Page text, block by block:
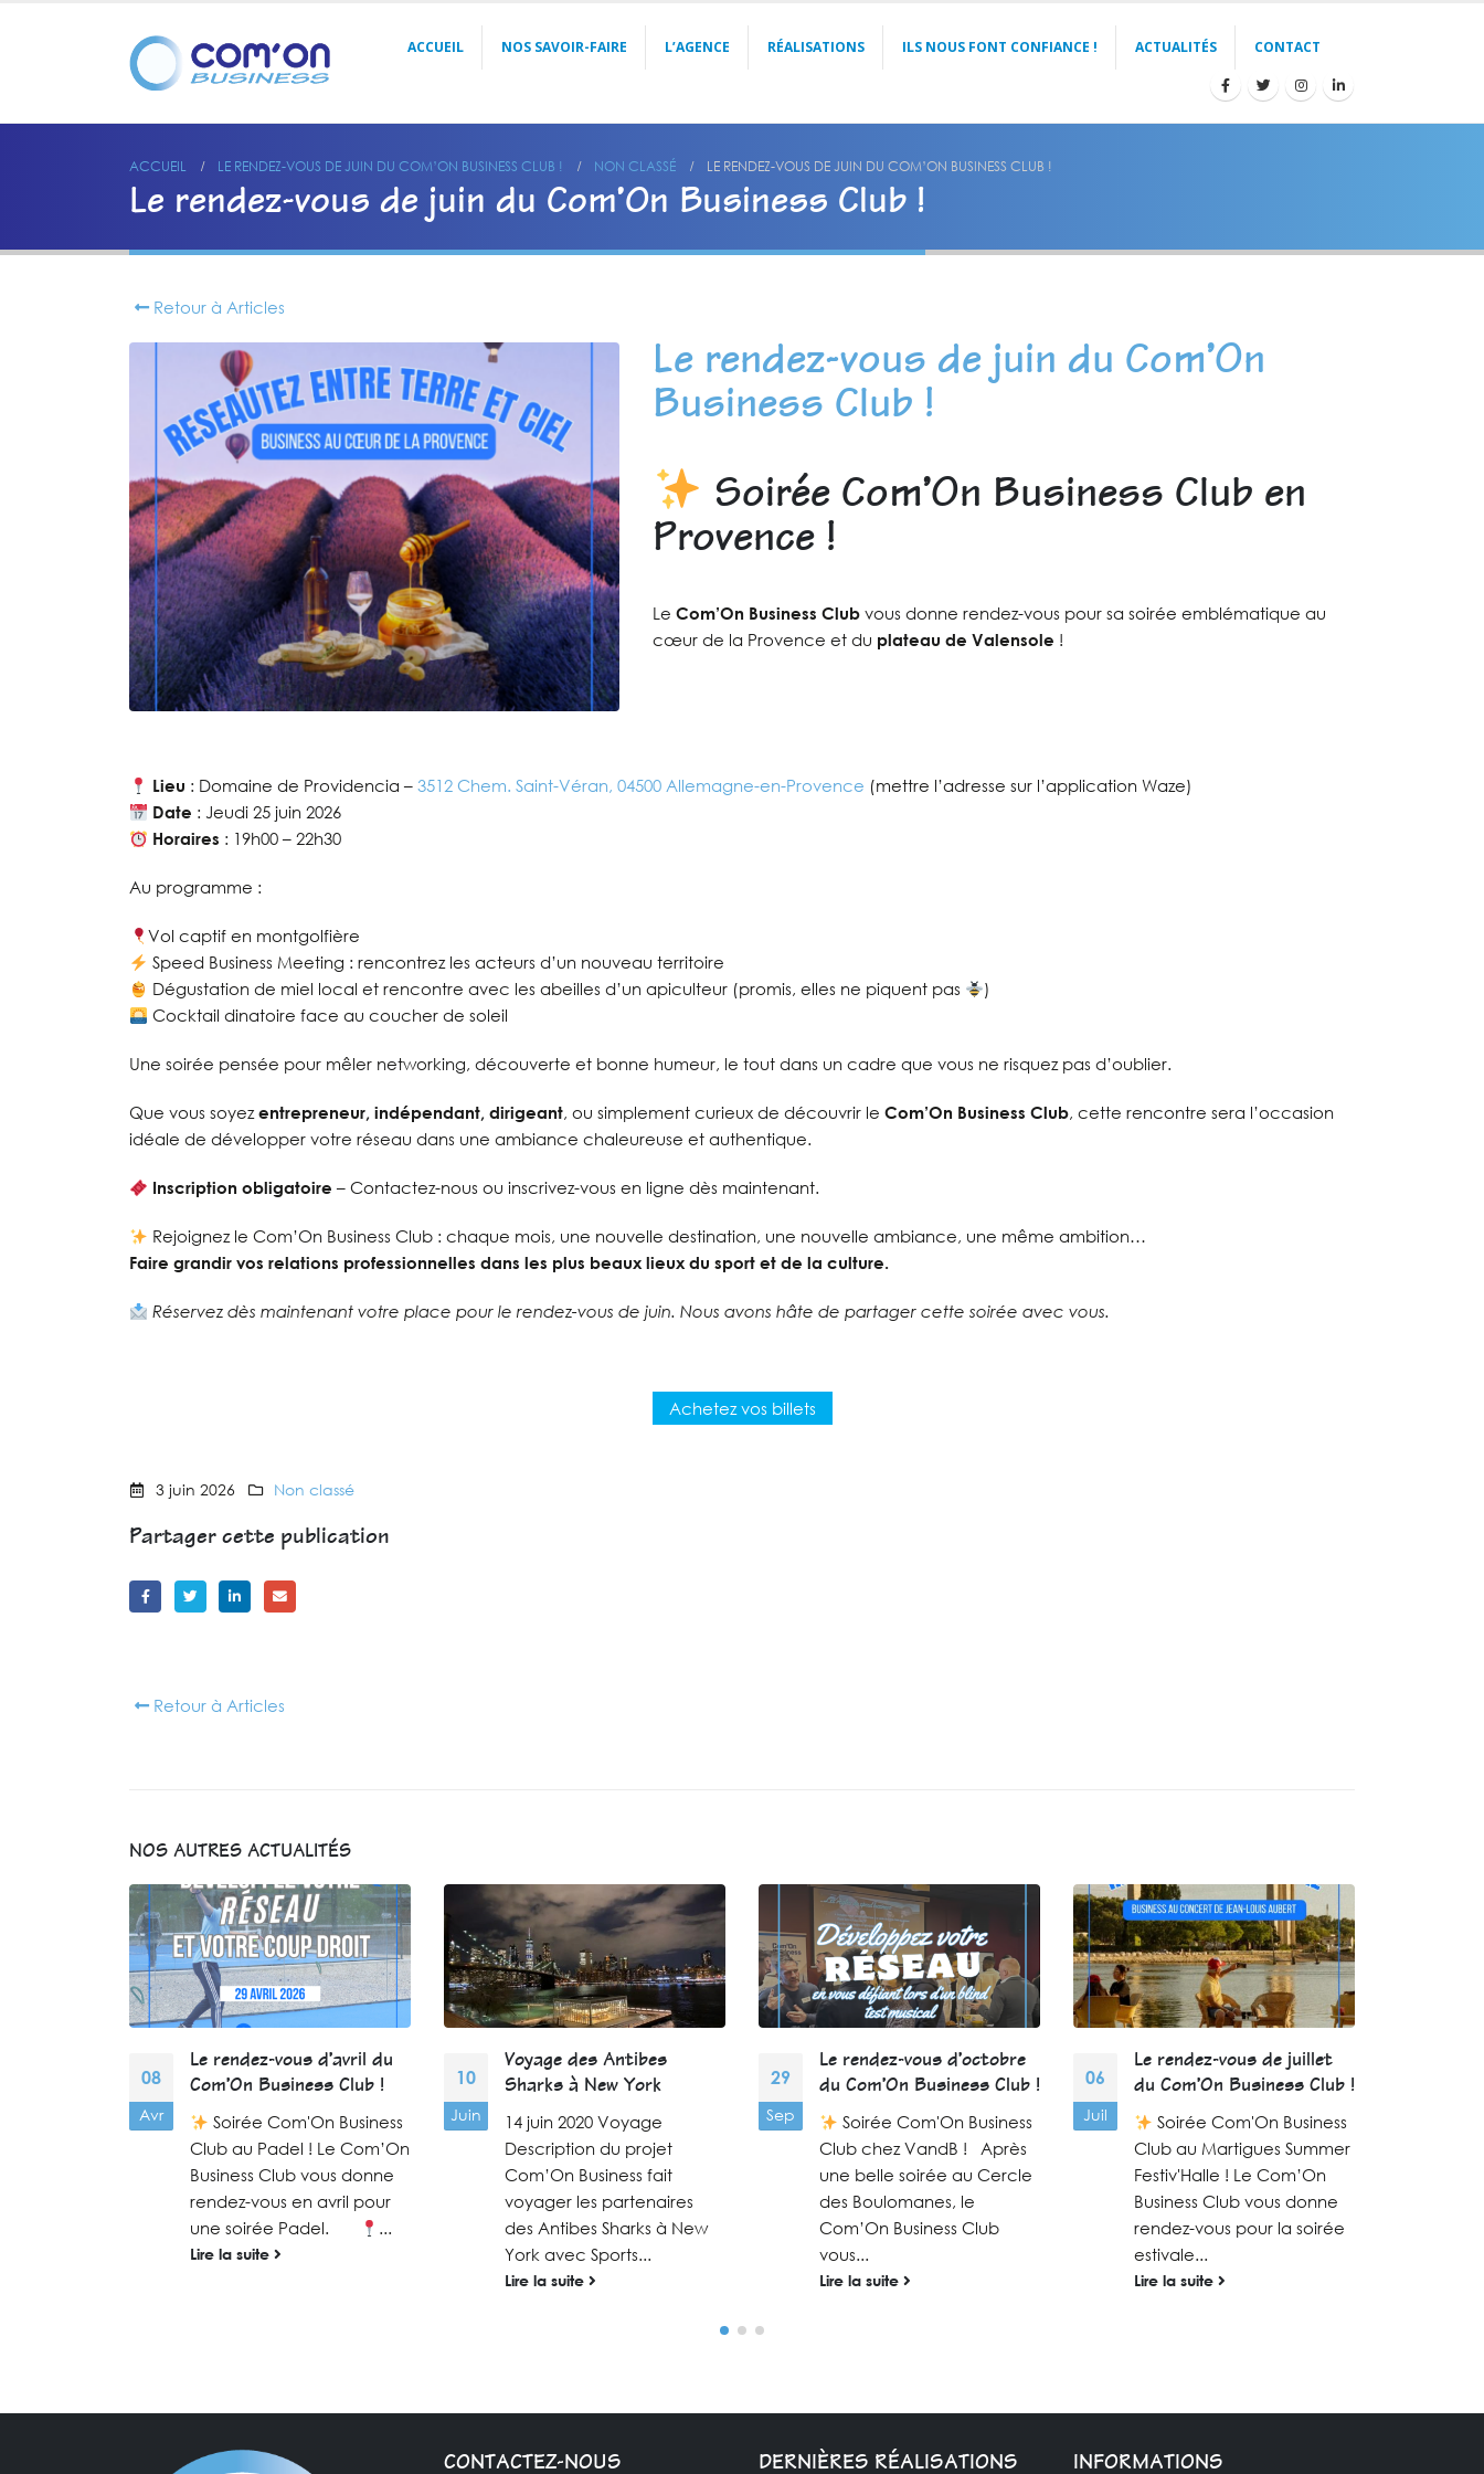
ACCUEIL NOS SAVOIR-FAIRE L’AGENCE RÉALISATIONS ILS NOUS FONT CONFIANCE ! ACTUALITÉS CONTACT
ACCUEIL LE RENDEZ-VOUS DE JUIN DU COM’ON BUSINESS CLUB ! NON CLASSÉ LE RENDEZ-VOUS DE JUIN DU COM’ON BUSINESS CLUB !
Le rendez-vous de juin du Com’On Business Club !
Retour à Articles
Le rendez-vous de juin du Com’On
Business Club !
Soirée Com’On Business Club en
Provence !
Le Com’On Business Club vous donne rendez-vous pour sa soirée emblématique au
cœur de la Provence et du plateau de Valensole !
Lieu : Domaine de Providencia –3512 Chem. Saint-Véran, 04500 Allemagne-en-Provence (mettre l’adresse sur l’application Waze)
Date : Jeudi 25 juin 2026
Horaires : 19h00 – 22h30
Au programme :
Vol captif en montgolfière
Speed Business Meeting : rencontrez les acteurs d’un nouveau territoire
Dégustation de miel local et rencontre avec les abeilles d’un apiculteur (promis, elles ne piquent pas
)
Cocktail dinatoire face au coucher de soleil
Une soirée pensée pour mêler networking, découverte et bonne humeur, le tout dans un cadre que vous ne risquez pas d’oublier.
Que vous soyez entrepreneur, indépendant, dirigeant, ou simplement curieux de découvrir le Com’On Business Club, cette rencontre sera l’occasion
idéale de développer votre réseau dans une ambiance chaleureuse et authentique.
Inscription obligatoire – Contactez-nous ou inscrivez-vous en ligne dès maintenant.
Rejoignez le Com’On Business Club : chaque mois, une nouvelle destination, une nouvelle ambiance, une même ambition…
Faire grandir vos relations professionnelles dans les plus beaux lieux du sport et de la culture.
Réservez dès maintenant votre place pour le rendez-vous de juin. Nous avons hâte de partager cette soirée avec vous.
Achetez vos billets
3 juin 2026 Non classé
Partager cette publication
Retour à Articles
NOS AUTRES ACTUALITÉS
08
Avr
Le rendez-vous d’avril du
Com’On Business Club !
Soirée Com'On Business
Club au Padel ! Le Com’On
Business Club vous donne
rendez-vous en avril pour
une soirée Padel.
...
Lire la suite
10
Juin
Voyage des Antibes
Sharks à New York
14 juin 2020 Voyage
Description du projet
Com’On Business fait
voyager les partenaires
des Antibes Sharks à New
York avec Sports...
Lire la suite
29
Sep
Le rendez-vous d’octobre
du Com’On Business Club !
Soirée Com'On Business
Club chez VandB ! Après
une belle soirée au Cercle
des Boulomanes, le
Com’On Business Club
vous...
Lire la suite
06
Juil
Le rendez-vous de juillet
du Com’On Business Club !
Soirée Com'On Business
Club au Martigues Summer
Festiv'Halle ! Le Com’On
Business Club vous donne
rendez-vous pour la soirée
estivale...
Lire la suite
CONTACTEZ-NOUS DERNIÈRES RÉALISATIONS INFORMATIONS